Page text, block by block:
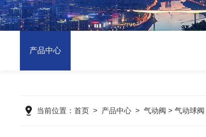
产品中心
当前位置：首页 > 产品中心 >气动阀 >气动球阀